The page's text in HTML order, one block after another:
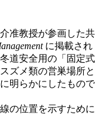
准教授が参画した共
に掲載され
道安全用の「固定式
ズメ類の営巣場所と
明らかにしたもので
の位置を示すために